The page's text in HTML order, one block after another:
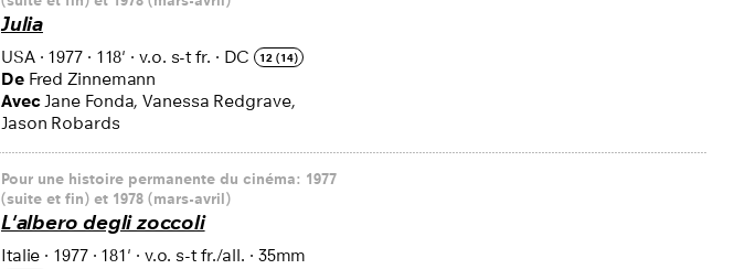
Julia
USA· 1977· 118' · v.o. s-t fr. · DC 12 (14)
De Fred Zinnemann
Avec Jane Fonda, Vanessa Redgrave,
Jason Robards
Pour une histoire permanente du cinéma: 1977
(suite et fin) et 1978 (mars-avril)
L'albero degli zoccoli
Italie · 1977· 181' · v.o. s-t fr./all. · 35mm